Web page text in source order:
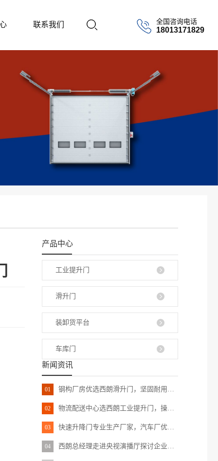
联系我们 全国咨询电话
18013171829
产品中心
工业提升门
滑升门
装卸货平台
车库门
新闻资讯
01 钢构厂房优选西朗滑升门，坚固耐用，安全省空间
02 物流配送中心选西朗工业提升门，操作便捷保温防盗
03 快速升降门专业生产厂家，汽车厂优选，速应频繁进出
04 西朗总经理走进央视演播厅探讨企业崛起之路——《共谱民族品牌新篇章》